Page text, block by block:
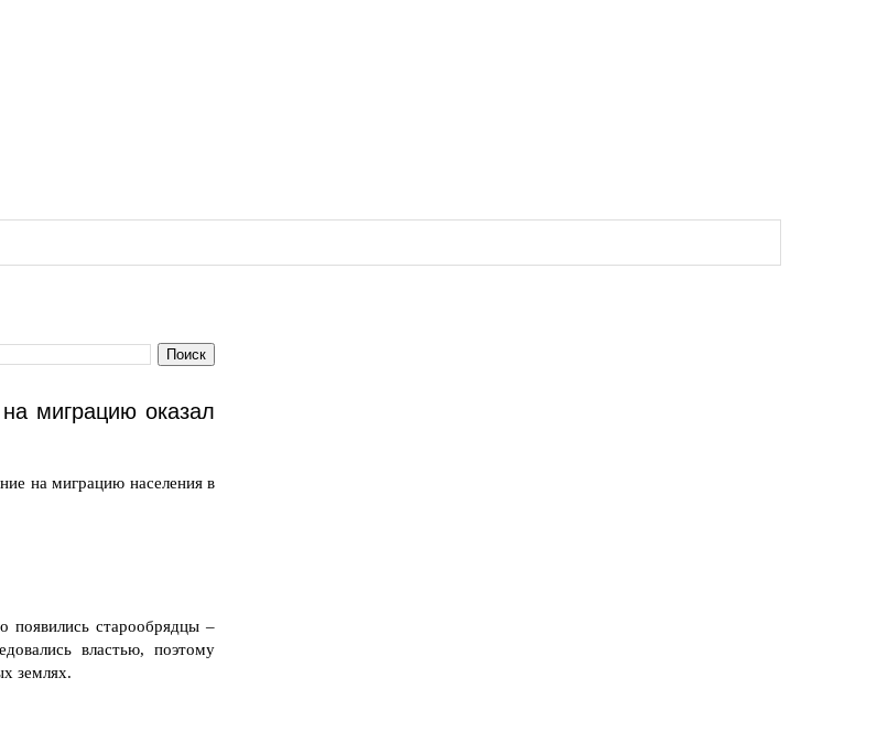
миграцию оказал
на миграцию населения в
появились старообрядцы –
властью, поэтому
землях.